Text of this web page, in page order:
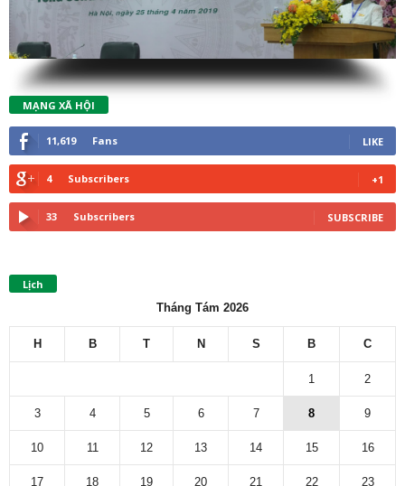
MẠNG XÃ HỘI
11,619 Fans LIKE
4 Subscribers +1
33 Subscribers SUBSCRIBE
Lịch
Tháng Tám 2026
H B T N S B C
1 2
3 4 5 6 7 8 9
10 11 12 13 14 15 16
17 18 19 20 21 22 23